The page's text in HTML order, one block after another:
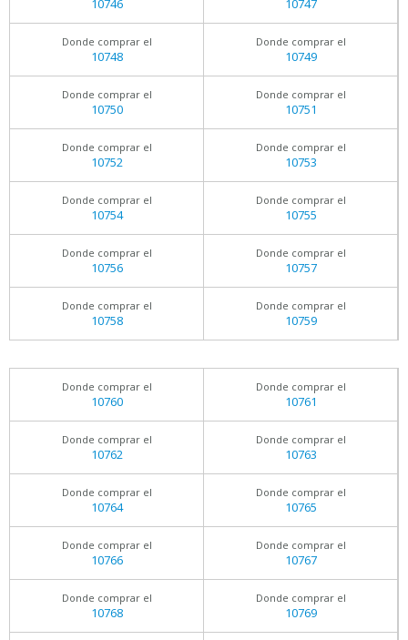
10746 10747
Donde comprar el
10748
Donde comprar el
10749
Donde comprar el
10750
Donde comprar el
10751
Donde comprar el
10752
Donde comprar el
10753
Donde comprar el
10754
Donde comprar el
10755
Donde comprar el
10756
Donde comprar el
10757
Donde comprar el
10758
Donde comprar el
10759
Donde comprar el
10760
Donde comprar el
10761
Donde comprar el
10762
Donde comprar el
10763
Donde comprar el
10764
Donde comprar el
10765
Donde comprar el
10766
Donde comprar el
10767
Donde comprar el
10768
Donde comprar el
10769